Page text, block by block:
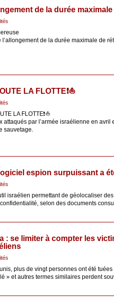
de la durée
de la durée maximale de
LA FLOTTE❗️⛵️
LA FLOTTE❗️⛵️
attaqués par l’armée israélienne en
sauvetage.
espion surpuissant a
israélien permettant de géolocaliser
selon des documents
: se limiter à compter les
plus de vingt personnes ont été
» et autres termes similaires perdent